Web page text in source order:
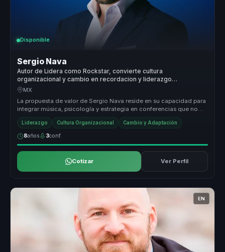
Disponible
Sergio Nava
Autor de Lidera como Rockstar, convierte cultura
organizacional y cambio en recordacion y liderazgo
memorable para empresas.
MX
La propuesta de valor de Sergio Nava reside en su capacidad para
integrar música, psicología y estrategia en conferencias que no
solo inf...
Liderazgo Cultura Organizacional Cambio y Adaptación
8años 3conf.
Cotizar Ver Perfil
EN